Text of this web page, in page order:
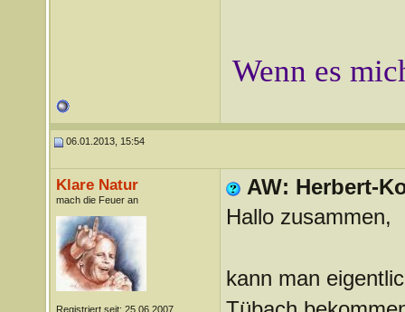
Wenn es
06.01.2013, 15:54
Klare Natur
mach die Feuer an
Registriert seit: 25.06.2007
AW: Herbert-
Hallo zusammen,
kann man